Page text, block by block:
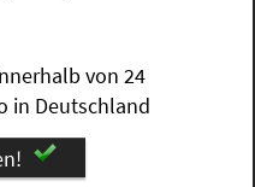
von 24
in Deutschland